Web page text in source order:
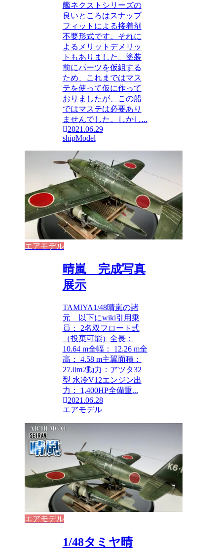
艦ネクストシリーズの
良いところはスナップ
フィットによる接着剤
不要形式です。それに
よるメリットデメリッ
トもありました。塗装
前にパーツを仮組する
ため、これまではマス
テを使って仮に作って
おりましたが、この船
ではマステは必要あり
ませんでした。しかし...
2021.06.29
shipModel
エアモデル
晴嵐 完成写真
展示
TAMIYA1/48晴嵐の諸
元 以下にwiki引用乗
員： 2名双フロート式
（投棄可能）全長：
10.64 m全幅： 12.26 m全
高： 4.58 m主翼面積：
27.0m2動力：アツタ32
型 水冷V12エンジン出
力： 1,400HP全備重...
2021.06.28
エアモデル
エアモデル
1/48タミヤ晴